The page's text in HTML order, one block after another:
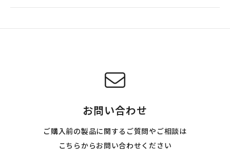
お問い合わせ
ご購入前の製品に関するご質問やご相談は
こちらからお問い合わせください